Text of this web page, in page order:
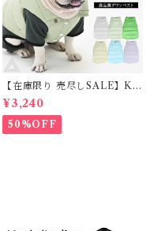
【在庫限り 売尽しSALE】K
M952Tダウンベスト 100%ダ
ウン・フェザー 犬 犬服 ダウン
ジャケット ベスト フレンチブ
ルドッグ 冬服 極暖 暖かい 可
¥3,240
50%OFF